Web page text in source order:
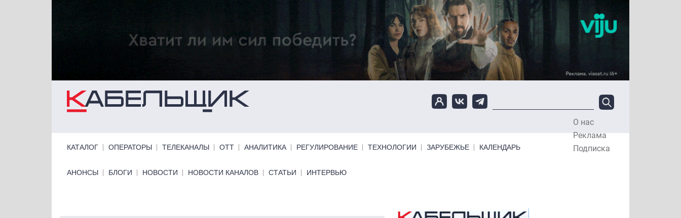
О нас
Реклама
Подписка
КАТАЛОГ ОПЕРАТОРЫ ТЕЛЕКАНАЛЫ ОТТ АНАЛИТИКА РЕГУЛИРОВАНИЕ ТЕХНОЛОГИИ ЗАРУБЕЖЬЕ КАЛЕНДАРЬ
Primary links bottom
АНОНСЫ БЛОГИ НОВОСТИ НОВОСТИ КАНАЛОВ СТАТЬИ ИНТЕРВЬЮ